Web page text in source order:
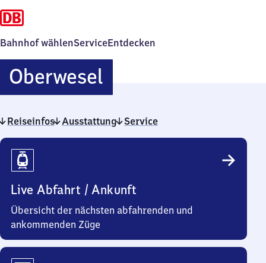
Bahnhof wählenServiceEntdecken
OberweselOberwesel
Reiseinfos Ausstattung Service
Reiseinfos
Live Abfahrt / Ankunft
Übersicht der nächsten abfahrenden und
ankommenden Züge